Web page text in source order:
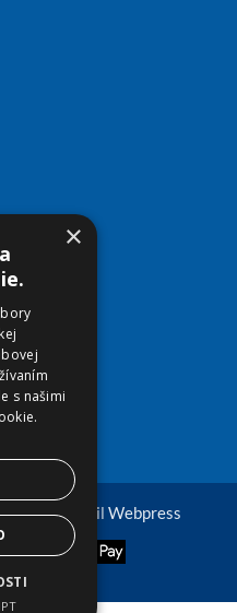
| Vytvoril Webpress
×
s našimi